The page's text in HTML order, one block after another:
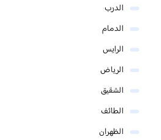
الدرب
الدمام
الرايس
الرياض
الشقيق
الطائف
الظهران